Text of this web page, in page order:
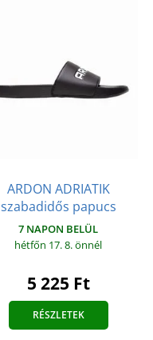
ARDON ADRIATIK
szabadidős papucs
7 NAPON BELÜL
hétfőn 17. 8.önnél
5 225 Ft
RÉSZLETEK